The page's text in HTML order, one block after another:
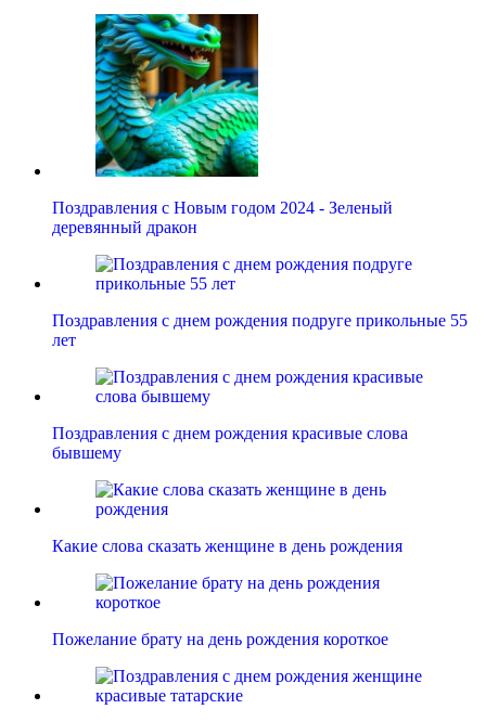
Поздравления с Новым годом 2024 - Зеленый
деревянный дракон
Поздравления с днем рождения подруге прикольные 55
лет
Поздравления с днем рождения красивые слова
бывшему
Какие слова сказать женщине в день рождения
Пожелание брату на день рождения короткое